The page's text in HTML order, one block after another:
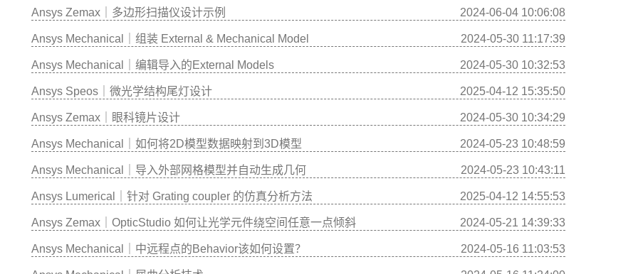
Ansys Zemax｜多边形扫描仪设计示例 2024-06-04 10:06:08
Ansys Mechanical｜组装 External & Mechanical Model 2024-05-30 11:17:39
Ansys Mechanical｜编辑导入的External Models 2024-05-30 10:32:53
Ansys Speos｜微光学结构尾灯设计 2025-04-12 15:35:50
Ansys Zemax｜眼科镜片设计 2024-05-30 10:34:29
Ansys Mechanical｜如何将2D模型数据映射到3D模型 2024-05-23 10:48:59
Ansys Mechanical｜导入外部网格模型并自动生成几何 2024-05-23 10:43:11
Ansys Lumerical｜针对 Grating coupler 的仿真分析方法 2025-04-12 14:55:53
Ansys Zemax｜OpticStudio 如何让光学元件绕空间任意一点倾斜 2024-05-21 14:39:33
Ansys Mechanical｜中远程点的Behavior该如何设置？ 2024-05-16 11:03:53